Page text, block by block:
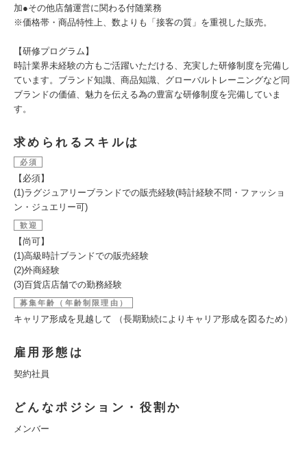
加●その他店舗運営に関わる付随業務
※価格帯・商品特性上、数よりも「接客の質」を重視した販売。
【研修プログラム】
時計業界未経験の方もご活躍いただける、充実した研修制度を完備し
ています。ブランド知識、商品知識、グローバルトレーニングなど同
ブランドの価値、魅力を伝える為の豊富な研修制度を完備していま
す。
求められるスキルは
必須
【必須】
(1)ラグジュアリーブランドでの販売経験(時計経験不問・ファッショ
ン・ジュエリー可)
歓迎
【尚可】
(1)高級時計ブランドでの販売経験
(2)外商経験
(3)百貨店店舗での勤務経験
募集年齢（年齢制限理由）
キャリア形成を見越して （長期勤続によりキャリア形成を図るため）
雇用形態は
契約社員
どんなポジション・役割か
メンバー